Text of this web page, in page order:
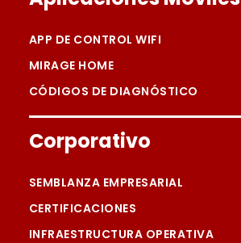
APP DE CONTROL WIFI
MIRAGE HOME
CÓDIGOS DE DIAGNÓSTICO
Corporativo
SEMBLANZA EMPRESARIAL
CERTIFICACIONES
INFRAESTRUCTURA OPERATIVA